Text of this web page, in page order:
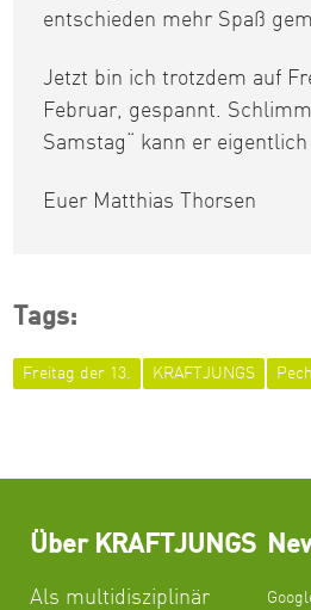
entschieden mehr Spaß
Jetzt bin ich trotzdem auf
Februar, gespannt.
Samstag“ kann er
Euer Matthias Thorsen
Tags:
Freitag der 13. KRAFTJUNGS
Über KRAFTJUNGS
Als multidisziplinär